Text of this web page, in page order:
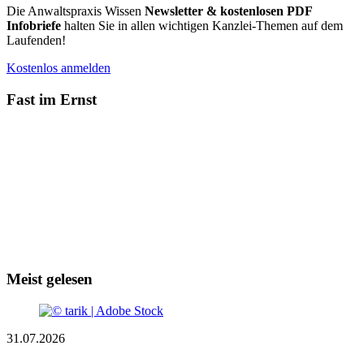
Die Anwaltspraxis Wissen Newsletter & kostenlosen PDF
Infobriefe halten Sie in allen wichtigen Kanzlei-Themen auf dem
Laufenden!
Kostenlos anmelden
Fast im Ernst
Meist gelesen
31.07.2026